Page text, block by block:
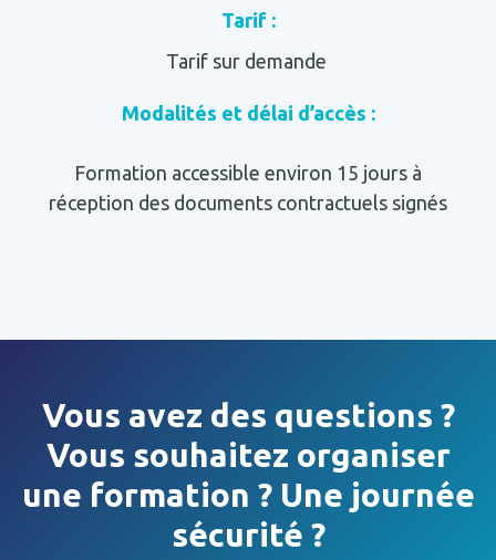
Tarif :
Tarif sur demande
Modalités et délai d’accès :
Formation accessible environ 15 jours à
réception des documents contractuels signés
Vous avez des questions ?
Vous souhaitez organiser
une formation ? Une journée
sécurité ?